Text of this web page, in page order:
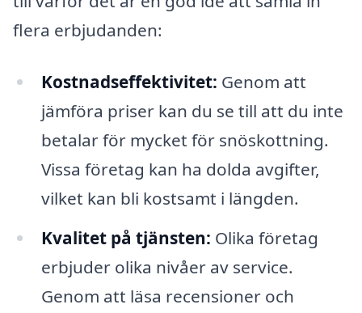
flera erbjudanden:
Kostnadseffektivitet: Genom att
jämföra priser kan du se till att du inte
betalar för mycket för snöskottning.
Vissa företag kan ha dolda avgifter,
vilket kan bli kostsamt i längden.
Kvalitet på tjänsten: Olika företag
erbjuder olika nivåer av service.
Genom att läsa recensioner och